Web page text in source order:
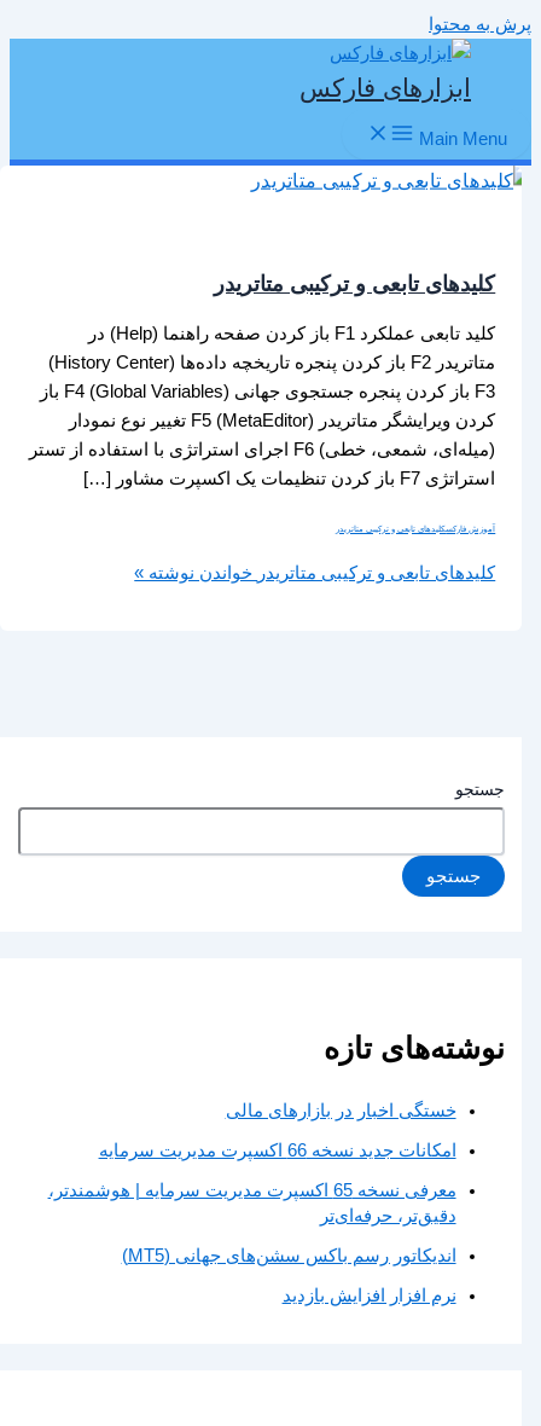
پرش به محتوا
ابزارهای فارکس
Main Menu
جستجو
جستجو
نوشته‌های تازه
خستگی اخبار در بازارهای مالی
امکانات جدید نسخه 66 اکسپرت مدیریت سرمایه
معرفی نسخه 65 اکسپرت مدیریت سرمایه | هوشمندتر،
دقیق‌تر، حرفه‌ای‌تر
اندیکاتور رسم باکس سشن‌های جهانی (MT5)
نرم افزار افزایش بازدید
کلیدهای تابعی و ترکیبی متاتریدر
کلید تابعی عملکرد F1 باز کردن صفحه راهنما (Help) در
متاتریدر F2 باز کردن پنجره تاریخچه داده‌ها (History Center)
F3 باز کردن پنجره جستجوی جهانی (Global Variables) F4 باز
کردن ویرایشگر متاتریدر (MetaEditor) F5 تغییر نوع نمودار
(میله‌ای، شمعی، خطی) F6 اجرای استراتژی با استفاده از تستر
استراتژی F7 باز کردن تنظیمات یک اکسپرت مشاور […]
آموزش فارکسکلیدهای تابعی و ترکیبی متاتریدر
کلیدهای تابعی و ترکیبی متاتریدرخواندن نوشته »